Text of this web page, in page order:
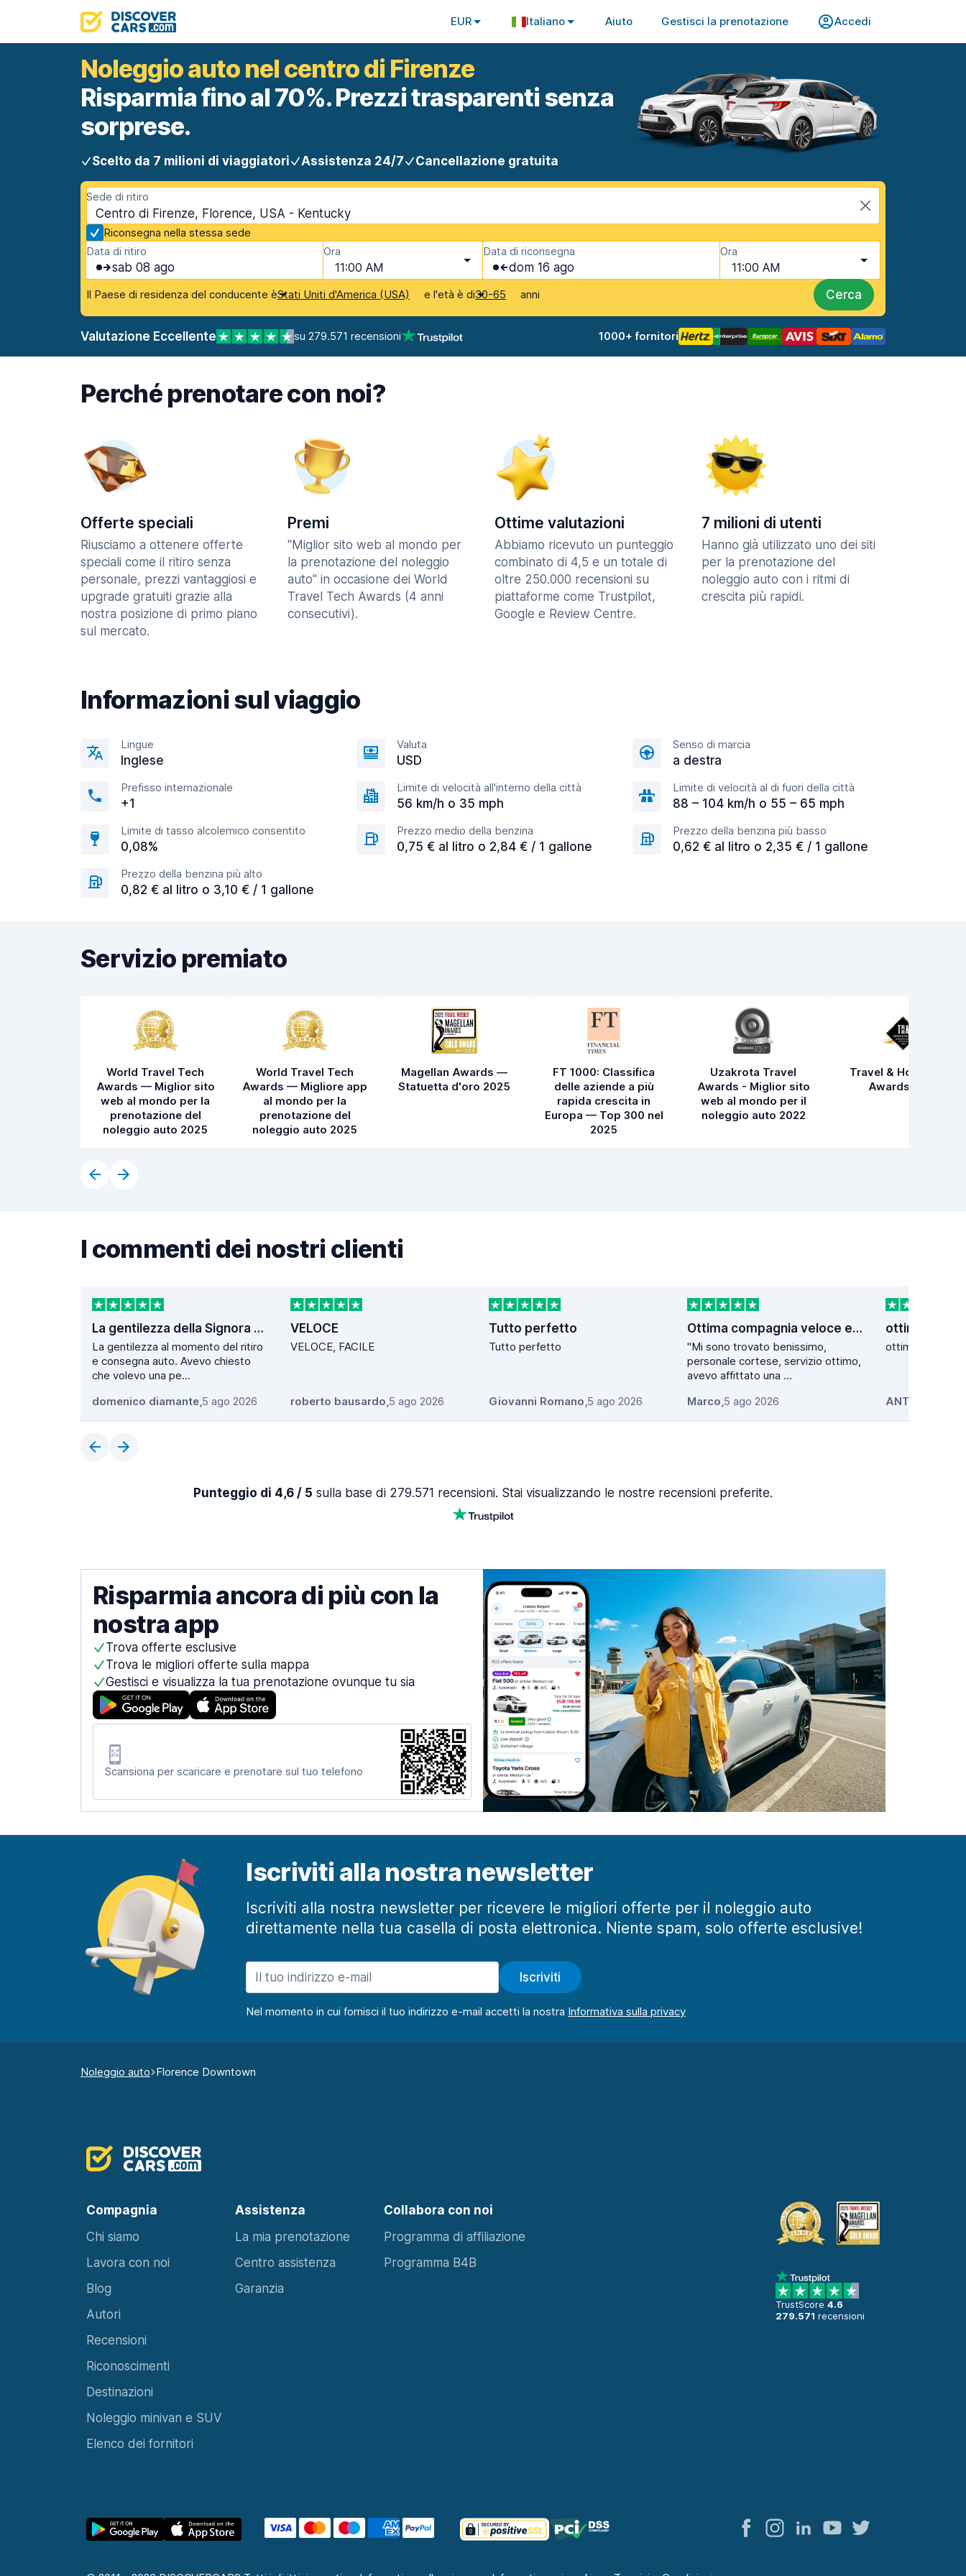
EUR Italiano Aiuto Gestisci la prenotazione Accedi
Noleggio auto nel centro di Firenze
Risparmia fino al 70%. Prezzi trasparenti senza
sorprese.
Scelto da 7 milioni di viaggiatori Assistenza 24/7 Cancellazione gratuita
Sede di ritiro
Centro di Firenze, Florence, USA - Kentucky
Riconsegna nella stessa sede
Data di ritiro
sab 08 ago
Ora
11:00 AM
Data di riconsegna
dom 16 ago
Ora
11:00 AM
Il Paese di residenza del conducente èStati Uniti d'America (USA) e l'età è di30-65 anni Cerca
Valutazione Eccellente su 279.571 recensioni 1000+ fornitori
Perché prenotare con noi?
Offerte speciali
Riusciamo a ottenere offerte
speciali come il ritiro senza
personale, prezzi vantaggiosi e
upgrade gratuiti grazie alla
nostra posizione di primo piano
sul mercato.
Premi
"Miglior sito web al mondo per
la prenotazione del noleggio
auto" in occasione dei World
Travel Tech Awards (4 anni
consecutivi).
Ottime valutazioni
Abbiamo ricevuto un punteggio
combinato di 4,5 e un totale di
oltre 250.000 recensioni su
piattaforme come Trustpilot,
Google e Review Centre.
7 milioni di utenti
Hanno già utilizzato uno dei siti
per la prenotazione del
noleggio auto con i ritmi di
crescita più rapidi.
Informazioni sul viaggio
Lingue
Inglese
Valuta
USD
Senso di marcia
a destra
Prefisso internazionale
+1
Limite di velocità all'interno della città
56 km/h o 35 mph
Limite di velocità al di fuori della città
88 – 104 km/h o 55 – 65 mph
Limite di tasso alcolemico consentito
0,08%
Prezzo medio della benzina
0,75 € al litro o 2,84 € / 1 gallone
Prezzo della benzina più basso
0,62 € al litro o 2,35 € / 1 gallone
Prezzo della benzina più alto
0,82 € al litro o 3,10 € / 1 gallone
Servizio premiato
World Travel Tech
Awards — Miglior sito
web al mondo per la
prenotazione del
noleggio auto 2025
World Travel Tech
Awards — Migliore app
al mondo per la
prenotazione del
noleggio auto 2025
Magellan Awards —
Statuetta d'oro 2025
FT 1000: Classifica
delle aziende a più
rapida crescita in
Europa — Top 300 nel
2025
Uzakrota Travel
Awards - Miglior sito
web al mondo per il
noleggio auto 2022
Travel & Hospitality
Awards 2021
I commenti dei nostri clienti
La gentilezza della Signora Stefania localita´ Poggio
La gentilezza al momento del ritiro
e consegna auto. Avevo chiesto
che volevo una pe...
domenico diamante,5 ago 2026
VELOCE
VELOCE, FACILE
roberto bausardo,5 ago 2026
Tutto perfetto
Tutto perfetto
Giovanni Romano,5 ago 2026
Ottima compagnia veloce e affidabile
"Mi sono trovato benissimo,
personale cortese, servizio ottimo,
avevo affittato una ...
Marco,5 ago 2026
ottimo direi
ottimo direi
ANTONIO
Punteggio di 4,6 / 5 sulla base di 279.571 recensioni. Stai visualizzando le nostre recensioni preferite.
Risparmia ancora di più con la
nostra app
Trova offerte esclusive
Trova le migliori offerte sulla mappa
Gestisci e visualizza la tua prenotazione ovunque tu sia
Scansiona per scaricare e prenotare sul tuo telefono
Iscriviti alla nostra newsletter
Iscriviti alla nostra newsletter per ricevere le migliori offerte per il noleggio auto
direttamente nella tua casella di posta elettronica. Niente spam, solo offerte esclusive!
Iscriviti
Nel momento in cui fornisci il tuo indirizzo e-mail accetti la nostra
Noleggio auto Florence Downtown
Compagnia Assistenza Collabora con noi
TrustScore 4.6
279.571 recensioni